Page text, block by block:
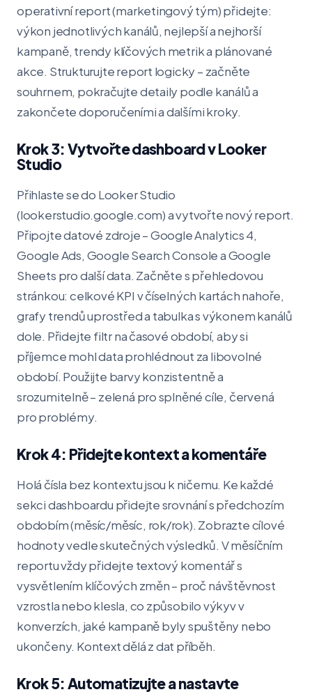
operativní report (marketingový tým) přidejte:
výkon jednotlivých kanálů, nejlepší a nejhorší
kampaně, trendy klíčových metrik a plánované
akce. Strukturujte report logicky – začněte
souhrnem, pokračujte detaily podle kanálů a
zakončete doporučeními a dalšími kroky.
Krok 3: Vytvořte dashboard v Looker
Studio
Přihlaste se do Looker Studio
(lookerstudio.google.com) a vytvořte nový report.
Připojte datové zdroje – Google Analytics 4,
Google Ads, Google Search Console a Google
Sheets pro další data. Začněte s přehledovou
stránkou: celkové KPI v číselných kartách nahoře,
grafy trendů uprostřed a tabulka s výkonem kanálů
dole. Přidejte filtr na časové období, aby si
příjemce mohl data prohlédnout za libovolné
období. Použijte barvy konzistentně a
srozumitelně – zelená pro splněné cíle, červená
pro problémy.
Krok 4: Přidejte kontext a komentáře
Holá čísla bez kontextu jsou k ničemu. Ke každé
sekci dashboardu přidejte srovnání s předchozím
obdobím (měsíc/měsíc, rok/rok). Zobrazte cílové
hodnoty vedle skutečných výsledků. V měsíčním
reportu vždy přidejte textový komentář s
vysvětlením klíčových změn – proč návštěvnost
vzrostla nebo klesla, co způsobilo výkyv v
konverzích, jaké kampaně byly spuštěny nebo
ukončeny. Kontext dělá z dat příběh.
Krok 5: Automatizujte a nastavte